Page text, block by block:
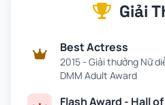
Giải
Best Actress
2015 - Giải thưởng Nữ
DMM Adult Award
Flash Award - Hall